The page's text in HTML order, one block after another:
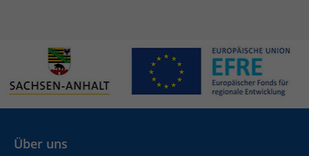
Über uns